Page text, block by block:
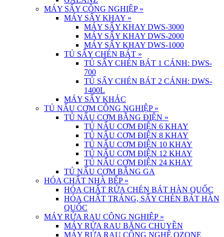
MÁY SẤY CÔNG NGHIỆP »
MÁY SẤY KHAY »
MÁY SẤY KHAY DWS-3000
MÁY SẤY KHAY DWS-2000
MÁY SẤY KHAY DWS-1000
TỦ SẤY CHÉN BÁT »
TỦ SẤY CHÉN BÁT 1 CÁNH: DWS-
700
TỦ SẤY CHÉN BÁT 2 CÁNH: DWS-
1400L
MÁY SẤY KHÁC
TỦ NẤU CƠM CÔNG NGHIỆP »
TỦ NẤU CƠM BẰNG ĐIỆN »
TỦ NẤU CƠM ĐIỆN 6 KHAY
TỦ NẤU CƠM ĐIỆN 8 KHAY
TỦ NẤU CƠM ĐIỆN 10 KHAY
TỦ NẤU CƠM ĐIỆN 12 KHAY
TỦ NẤU CƠM ĐIỆN 24 KHAY
TỦ NẤU CƠM BẰNG GA
HÓA CHẤT NHÀ BẾP »
HÓA CHẤT RỬA CHÉN BÁT HÀN QUỐC
HÓA CHẤT TRÁNG, SẤY CHÉN BÁT HÀN
QUỐC
MÁY RỬA RAU CÔNG NGHIỆP »
MÁY RỬA RAU BĂNG CHUYỀN
MÁY RỬA RAU CÔNG NGHỆ OZONE